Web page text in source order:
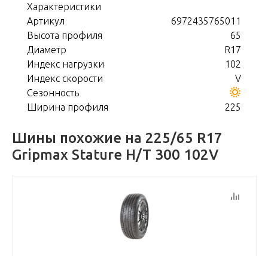
Характеристики
Артикул
6972435765011
Высота профиля
65
Диаметр
R17
Индекс нагрузки
102
Индекс скорости
V
Сезонность
Ширина профиля
225
Шины похожие на 225/65 R17
Gripmax Stature H/T 300 102V